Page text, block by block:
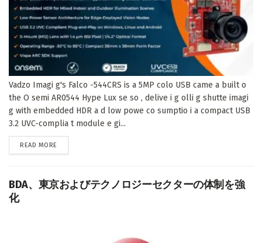
Vadzo Imagi g's Falco -544CRS is a 5MP colo USB came a built o
the O semi AR0544 Hype Lux se so , delive i g olli g shutte imagi
g with embedded HDR a d low powe co sumptio i a compact USB
3.2 UVC-complia t module e gi...
READ MORE
BDA、東京およびテクノロジーセクターの体制を強
化